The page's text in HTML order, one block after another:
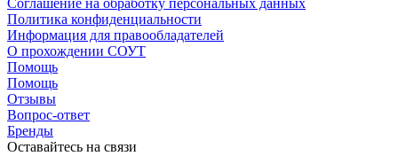
Соглашение на обработку персональных данных
Политика конфиденциальности
Информация для правообладателей
О прохождении СОУТ
Помощь
Помощь
Отзывы
Вопрос-ответ
Бренды
Оставайтесь на связи